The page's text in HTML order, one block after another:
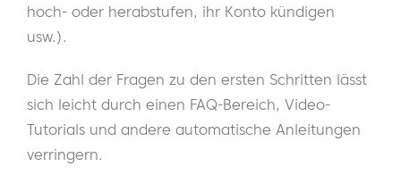
hoch- oder herabstufen, ihr Konto kündigen
usw.).
Die Zahl der Fragen zu den ersten Schritten lässt
sich leicht durch einen FAQ-Bereich, Video-
Tutorials und andere automatische Anleitungen
verringern.